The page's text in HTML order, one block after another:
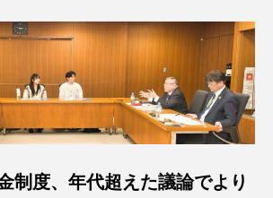
制度、年代超えた議論でより